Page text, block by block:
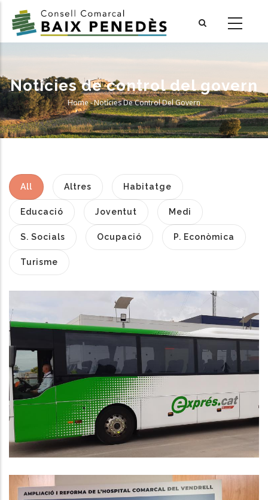
main
Notícies de control del govern
Breadcrumb
Home-Notícies De Control Del Govern
All Altres Habitatge
Educació Joventut Medi
S. Socials Ocupació P. Econòmica
Turisme
El Baix Penedès Estrena Dues
Línies De Bus Exprés Amb
Barcelona A Partir De Dilluns 1 De
Setembre
Altres P. econòmica